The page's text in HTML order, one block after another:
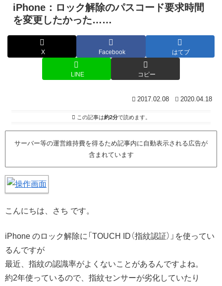
iPhone：ロック解除のパスコード要求時間
を変更したかった……
X Facebook はてブ
LINE コピー
2017.02.08 2020.04.18
この記事は約2分で読めます。
サーバー等の運営維持費を得るため記事内に自動表示される広告が
含まれています
こんにちは、さち です。
iPhone のロック解除に「TOUCH ID（指紋認証）」を使ってい
るんですが
最近、指紋の認識率がよくないことがあるんですよね。
約2年使っているので、指紋センサーが劣化していたり